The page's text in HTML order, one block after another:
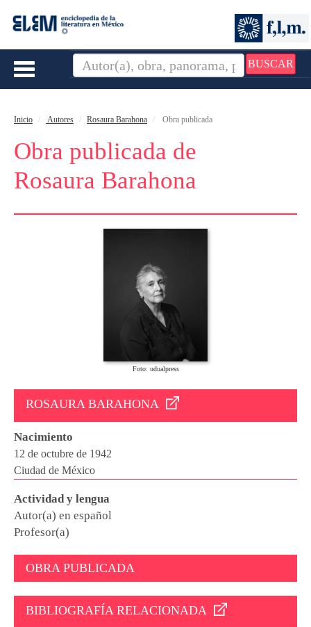
BUSCAR
Toggle
Inicio Autores Rosaura Barahona Obra publicada
Obra publicada de
Rosaura Barahona
Foto: udualpress
ROSAURA BARAHONA
Nacimiento
12 de octubre de 1942
Ciudad de México
Actividad y lengua
Autor(a) en español
Profesor(a)
OBRA PUBLICADA
BIBLIOGRAFÍA RELACIONADA